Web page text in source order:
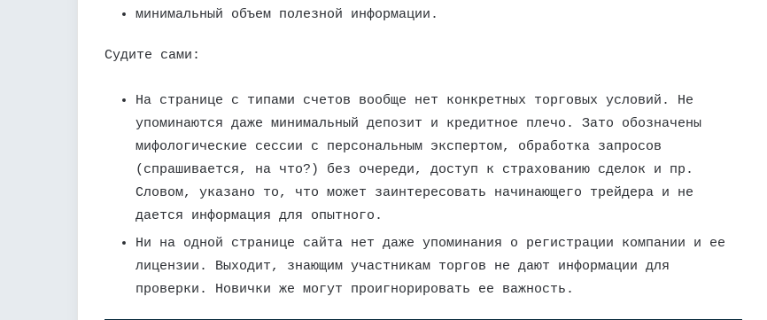
минимальный объем полезной информации.
Судите сами:
На странице с типами счетов вообще нет конкретных торговых условий. Не
упоминаются даже минимальный депозит и кредитное плечо. Зато обозначены
мифологические сессии с персональным экспертом, обработка запросов
(спрашивается, на что?) без очереди, доступ к страхованию сделок и пр.
Словом, указано то, что может заинтересовать начинающего трейдера и не
дается информация для опытного.
Ни на одной странице сайта нет даже упоминания о регистрации компании и ее
лицензии. Выходит, знающим участникам торгов не дают информации для
проверки. Новички же могут проигнорировать ее важность.